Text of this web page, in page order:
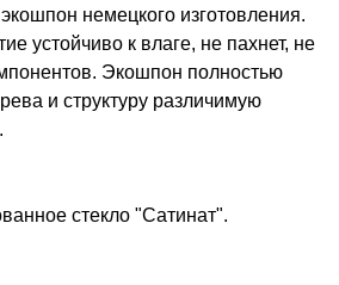
немецкого изготовления.
устойчиво к влаге, не пахнет, не
Экошпон полностью
и структуру различимую
стекло "Сатинат".